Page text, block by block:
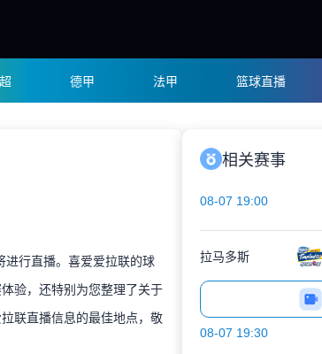
德甲 法甲 篮球直播
进行直播。喜爱爱拉联的球
验，还特别为您整理了关于
联直播信息的最佳地点，敬
相关赛事
08-07 19:00
拉马多斯
08-07 19:30